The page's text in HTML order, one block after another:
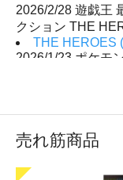
2026/2/28 遊戯王
クション THE
THE HEROES
2026/1/23 ポケモ
TIME
(25DB) 追加致しま
売れ筋商品